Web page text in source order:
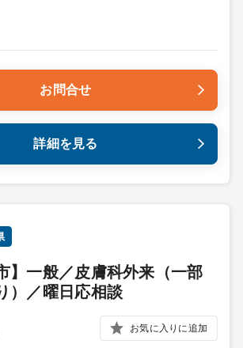
お問合せ
詳細を見る
】一般／皮膚科外来（一部
）／曜日応相談
お気に入りに追加